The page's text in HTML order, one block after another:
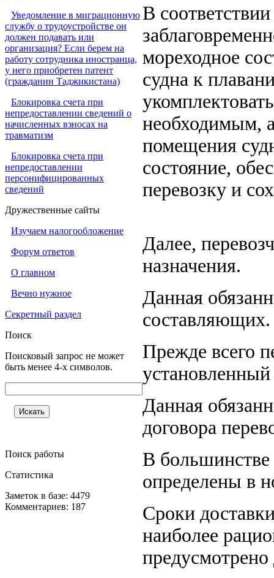
Уведомление в миграционную
службу о трудоустройстве он
должен подавать или
организация? Если берем на
работу сотрудника иностранца,
у него приобретен патент
(гражданин Таджикистана)
Блокировка счета при
непредоставлении сведений о
начисленных взносах на
травматизм
Блокировка счета при
непредоставлении
персонифицированных
сведений
Дружественные сайты
Изучаем налогообложение
Форум ответов
О главном
Вечно нужное
Секретный раздел
Поиск
Поисковый запрос не может
быть менее 4-х символов.
Поиск работы
Статистика
Заметок в базе: 4479
Комментариев: 187
В
мореходное
судна к
необходимым,
помещения
состояние,
перевозку и
Далее,
назначения.
Данная
составляющих.
Прежде всего
Данная
договора
В большинстве
определены в
Сроки
наиболее